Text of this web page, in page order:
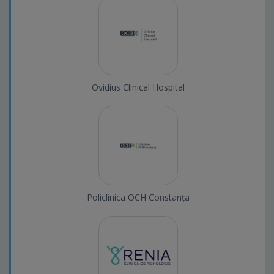
Ovidius Clinical Hospital
Policlinica OCH Constanța